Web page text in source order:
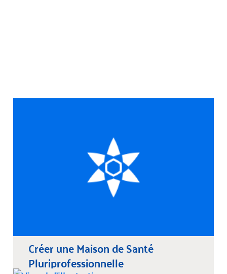
Créer une Maison de Santé
Pluriprofessionnelle